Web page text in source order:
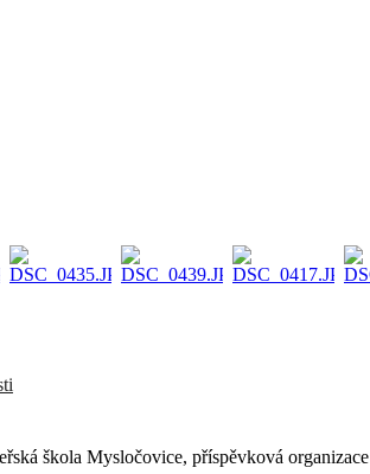
škola Mysločovice, příspěvková organizace